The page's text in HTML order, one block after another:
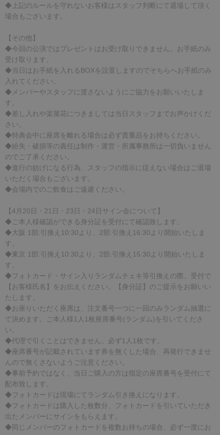
◆上記のルールを守れないお客様はスタッフ判断にて退場して頂く
場合もございます。
【その他】
◆今回の公演ではプレゼントはお受け取りできません。お手紙のみ
受け取ります。
◆当日はお手紙を入れるBOXを設置しますのでそちらへお手紙のみ
入れてください。
◆メンバーやスタッフに渡さないようにご協力をお願いいたしま
す。
◆差し入れや楽屋花につきましては当日スタッフまでお声かけくだ
さい。
◆特典会中に座席を離れる場合は必ず貴重品をお持ちください。
◆紛失・破損等の責任は制作・運営・所属事務所は一切負いません
のでご了承ください。
◆進行の妨げになる行為、スタッフの指示に従えない場合はご退場
いただく場合もございます。
◆会場内でのご飲食はご遠慮ください。
【4月20日・21日・23日・24日サイン会について】
◆ご本人様確認ができる身分証を受付にて確認致します。
◆大阪 1部:引換え10:30より、2部:引換え16:30より開始いたしま
す。
◆東京 1部:引換え10:30より、2部:引換え15:30より開始いたしま
す。
◆フォトカード・サイン入りランダムチェキ等引換えの際、受付で
【お客様氏名】をお伝えください。【身分証】のご提示をお願いい
たします。
◆お座りいただく座席は、注文番号一つに一回のみランダム抽選に
て決めます。ご本人様1人1枚座席番号(ランダム)を引いてくださ
い。
◆代理で引くことはできません。必ず1人1枚です。
◆座席番号が記載されています券を無くした場合、再発行できませ
んので無くさないようご注意ください。
◆事前予約ではなく、当日ご購入の方は指定の座席番号を受付にて
配布致します。
◆フォトカードは現場にてランダム引き換えになります。
◆フォトカードは購入した枚数分、フォトカードを引いていただき
出たメンバーにサインをもらえます。
◆同じメンバーのフォトカードを複数お持ちの場合、必ず一度にお